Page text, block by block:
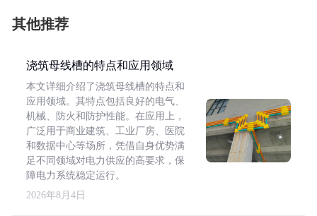
其他推荐
浇筑母线槽的特点和应用领域
本文详细介绍了浇筑母线槽的特点和
应用领域。其特点包括良好的电气、
机械、防火和防护性能。在应用上，
广泛用于商业建筑、工业厂房、医院
和数据中心等场所，凭借自身优势满
足不同领域对电力供应的高要求，保
障电力系统稳定运行。
2026年8月4日